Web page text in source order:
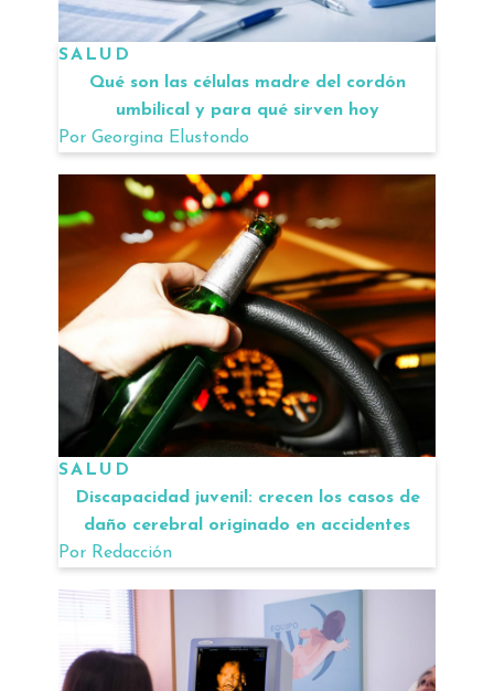
SALUD
Qué son las células madre del cordón
umbilical y para qué sirven hoy
Por Georgina Elustondo
SALUD
Discapacidad juvenil: crecen los casos de
daño cerebral originado en accidentes
Por Redacción